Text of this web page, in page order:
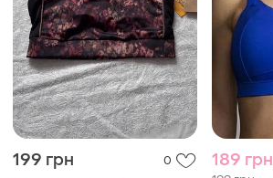
199 грн
0
189 грн